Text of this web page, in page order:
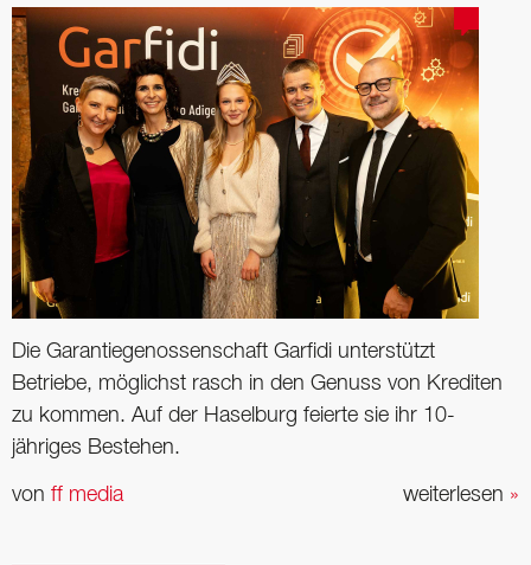
Die Garantiegenossenschaft Garfidi unterstützt
Betriebe, möglichst rasch in den Genuss von Krediten
zu kommen. Auf der Haselburg feierte sie ihr 10-
jähriges Bestehen.
weiterlesen »
von ff media